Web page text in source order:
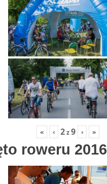
« ‹ 2z9 › »
roweru 2016